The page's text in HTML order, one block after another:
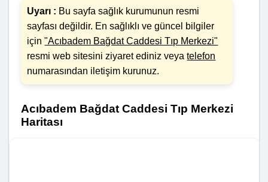
Uyarı : Bu sayfa sağlık kurumunun resmi
sayfası değildir. En sağlıklı ve güncel bilgiler
için"Acıbadem Bağdat Caddesi Tıp Merkezi"
resmi web sitesini ziyaret ediniz veyatelefon
numarasından iletişim kurunuz.
Acıbadem Bağdat Caddesi Tıp Merkezi
Haritası